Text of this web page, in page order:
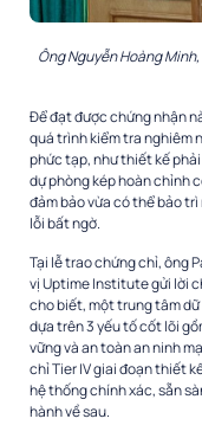
Ông Nguyễn Hoàng
Để đạt được chứng nhận
quá trình kiểm tra nghiêm
phức tạp, như thiết kế
dự phòng kép hoàn chỉnh
đảm bảo vừa có thể bảo
lỗi bất ngờ.
Tại lễ trao chứng chỉ, ông
vị Uptime Institute gửi lời
cho biết, một trung tâm
dựa trên 3 yếu tố cốt lõi
vững và an toàn an ninh
chỉ Tier IV giai đoạn thiết
hệ thống chính xác, sẵn
hành về sau.